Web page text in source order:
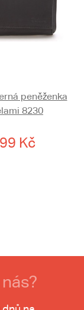
peněženka
8230
Kč